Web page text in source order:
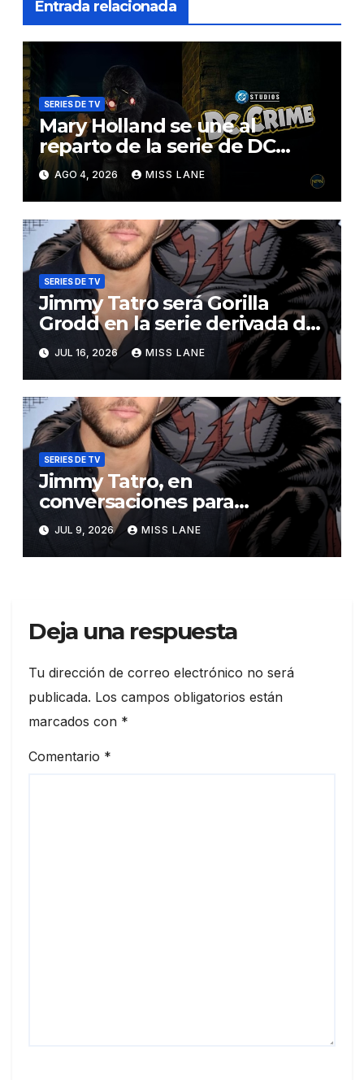
Entrada relacionada
SERIES DE TV
Mary Holland se une al
reparto de la serie de DC
sobre Jimmy Olsen
AGO 4, 2026 MISS LANE
SERIES DE TV
Jimmy Tatro será Gorilla
Grodd en la serie derivada de
DC «DC Crime»
JUL 16, 2026 MISS LANE
SERIES DE TV
Jimmy Tatro, en
conversaciones para
interpretar a Gorilla Grodd en
la serie derivada de DC «DC
Crime»
JUL 9, 2026 MISS LANE
Deja una respuesta
Tu dirección de correo electrónico no será
publicada. Los campos obligatorios están
marcados con *
Comentario *